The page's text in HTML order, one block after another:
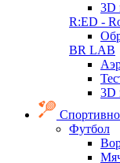
3D
R:ED -
BR LAB
3D
Футбол